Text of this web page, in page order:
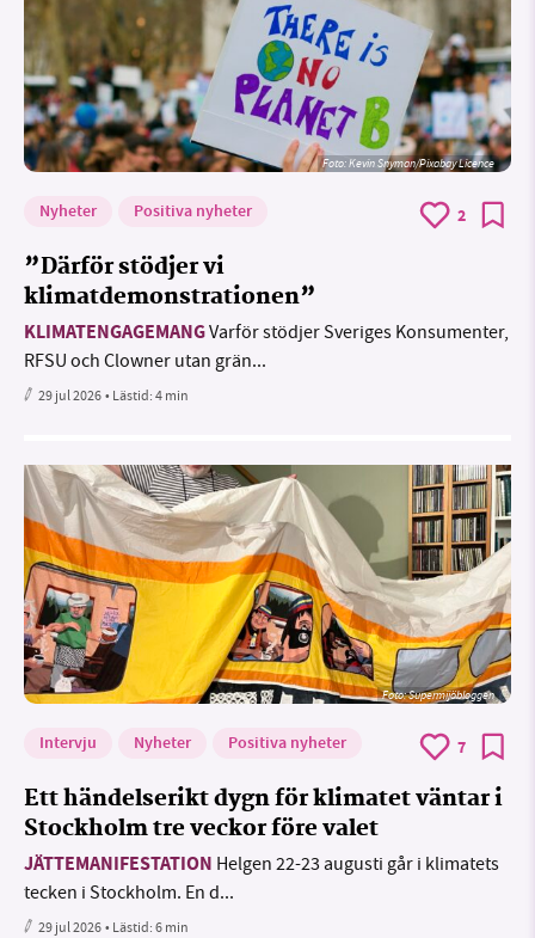
Foto:Kevin Snyman/Pixabay Licence
Nyheter Positiva nyheter 2
”Därför stödjer vi
klimatdemonstrationen”
KLIMATENGAGEMANGVarför stödjer Sveriges Konsumenter,
RFSU och Clowner utan grän...
29 jul 2026• Lästid:4 min
Foto: Supermijöbloggen
Intervju Nyheter Positiva nyheter 7
Ett händelserikt dygn för klimatet väntar i
Stockholm tre veckor före valet
JÄTTEMANIFESTATION Helgen 22-23 augusti går i klimatets
tecken i Stockholm. En d...
29 jul 2026• Lästid:6 min